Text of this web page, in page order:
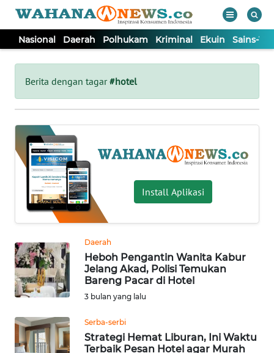
Nasional Daerah Polhukam Kriminal Ekuin Sains-
Berita dengan tagar#hotel
Install Aplikasi
Daerah
Heboh Pengantin Wanita Kabur
Jelang Akad, Polisi Temukan
Bareng Pacar di Hotel
3 bulan yang lalu
Serba-serbi
Strategi Hemat Liburan, Ini Waktu
Terbaik Pesan Hotel agar Murah
Tutup
NASIONAL
DAERAH
POLHUKAM
KRIMINAL
EKUIN
SAINS-TEKNO
KESEHATAN
INTERNASIONAL